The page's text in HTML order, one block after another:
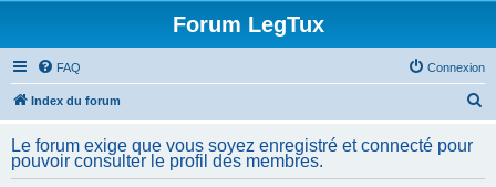
Forum LegTux
FAQ Connexion
Index du forum
h
Le forum exige que vous soyez enregistré et connecté pour
pouvoir consulter le profil des membres.